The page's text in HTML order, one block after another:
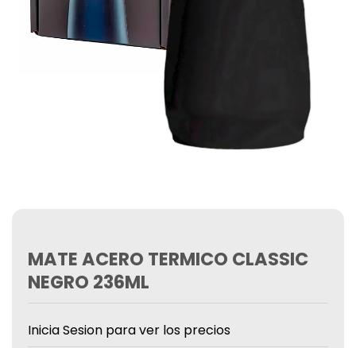
MATE ACERO TERMICO CLASSIC
NEGRO 236ML
Inicia Sesion para ver los precios